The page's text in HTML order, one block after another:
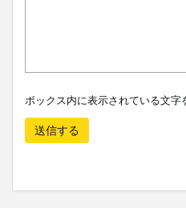
ボックス内に表示されている文字
送信する